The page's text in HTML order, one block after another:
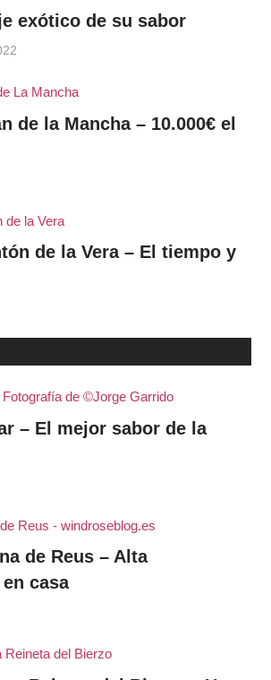
exótico de su sabor
de la Mancha – 10.000€ el
de la Vera – El tiempo y
– El mejor sabor de la
de Reus – Alta
casa